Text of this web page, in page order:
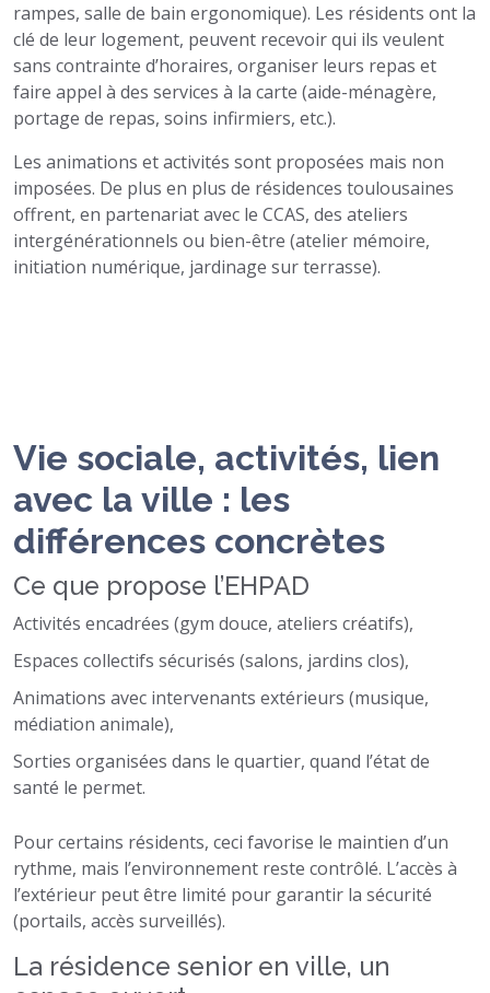
rampes, salle de bain ergonomique). Les résidents ont la
clé de leur logement, peuvent recevoir qui ils veulent
sans contrainte d’horaires, organiser leurs repas et
faire appel à des services à la carte (aide-ménagère,
portage de repas, soins infirmiers, etc.).
Les animations et activités sont proposées mais non
imposées. De plus en plus de résidences toulousaines
offrent, en partenariat avec le CCAS, des ateliers
intergénérationnels ou bien-être (atelier mémoire,
initiation numérique, jardinage sur terrasse).
Vie sociale, activités, lien
avec la ville : les
différences concrètes
Ce que propose l’EHPAD
Activités encadrées (gym douce, ateliers créatifs),
Espaces collectifs sécurisés (salons, jardins clos),
Animations avec intervenants extérieurs (musique,
médiation animale),
Sorties organisées dans le quartier, quand l’état de
santé le permet.
Pour certains résidents, ceci favorise le maintien d’un
rythme, mais l’environnement reste contrôlé. L’accès à
l’extérieur peut être limité pour garantir la sécurité
(portails, accès surveillés).
La résidence senior en ville, un